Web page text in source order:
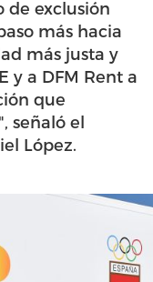
de exclusión
más hacia
más justa y
y a DFM Rent a
que
señaló el
López.